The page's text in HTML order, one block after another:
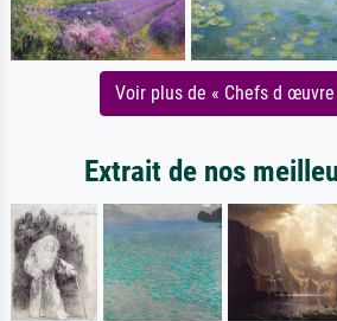
Voir plus de « Chefs d
Extrait de nos